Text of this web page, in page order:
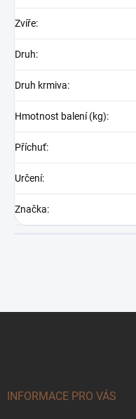
Zvíře:
Druh:
Druh krmiva:
Hmotnost balení (kg):
Příchuť:
Určení:
Značka:
INFORMACE PRO VÁS